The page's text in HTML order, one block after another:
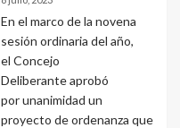
En el marco de la novena
sesión ordinaria del año,
el Concejo
Deliberante aprobó
por unanimidad un
proyecto de ordenanza que